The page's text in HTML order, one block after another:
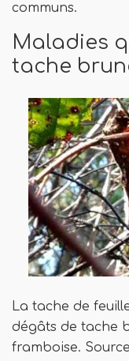
communs.
Maladies
tache
La tache de
dégâts de tache
framboise.